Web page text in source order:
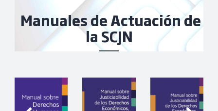
Manuales de Actuación de
la SCJN